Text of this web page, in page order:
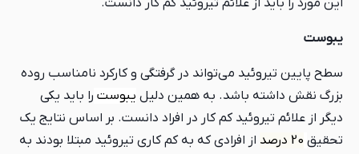
این مورد را باید از علائم تیروئید کم کار دانست.
یبوست
سطح پایین تیروئید می‌تواند در گرفتگی و کارکرد نامناسب روده
بزرگ نقش داشته باشد. به همین دلیل یبوست را باید یکی
دیگر از علائم تیروئید کم کار در افراد دانست. بر اساس نتایج یک
تحقیق 20 درصد
از افرادی که به کم کاری تیروئید مبتلا بودند به